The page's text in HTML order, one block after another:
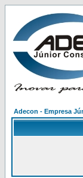
Adecon - Empresa